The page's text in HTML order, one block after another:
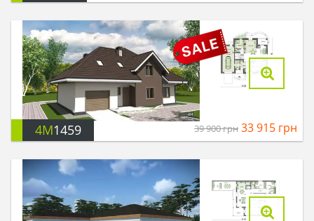
4M1459 39 900грн 33 915 грн